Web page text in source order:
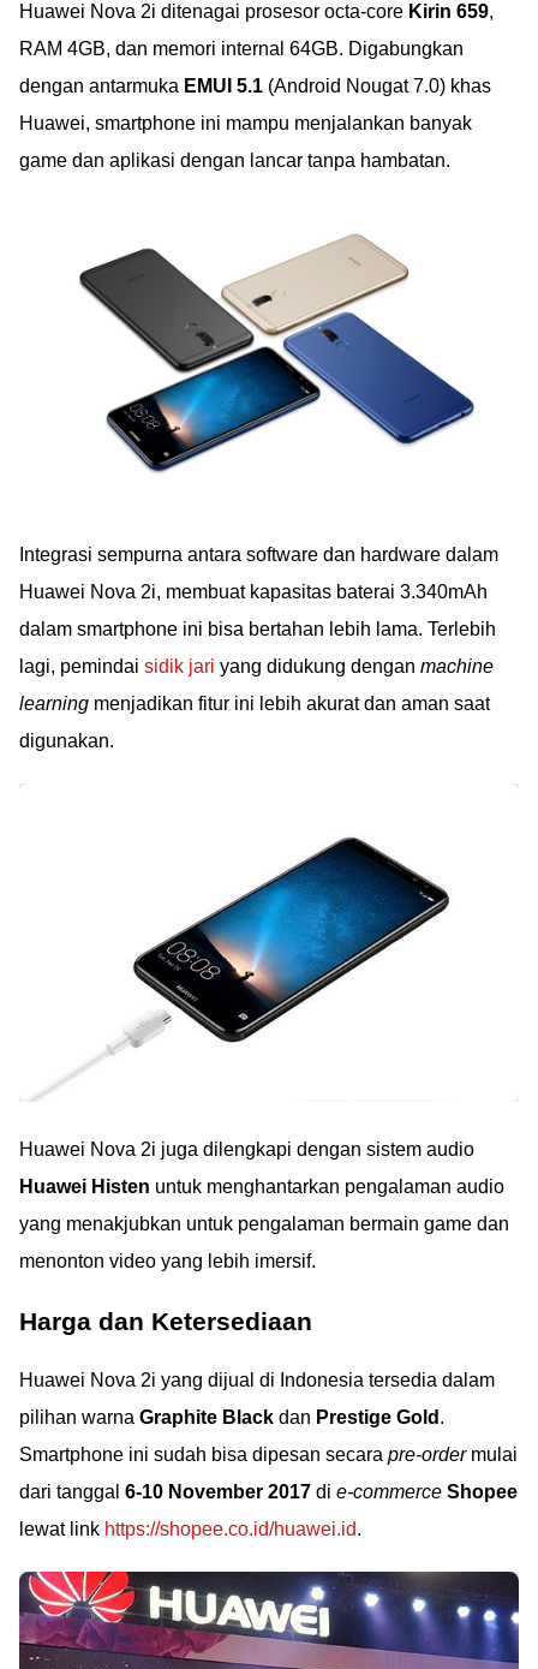
Huawei Nova 2i ditenagai prosesor octa-core Kirin 659,
RAM 4GB, dan memori internal 64GB. Digabungkan
dengan antarmuka EMUI 5.1 (Android Nougat 7.0) khas
Huawei, smartphone ini mampu menjalankan banyak
game dan aplikasi dengan lancar tanpa hambatan.
Integrasi sempurna antara software dan hardware dalam
Huawei Nova 2i, membuat kapasitas baterai 3.340mAh
dalam smartphone ini bisa bertahan lebih lama. Terlebih
lagi, pemindai sidik jari yang didukung dengan machine
learning menjadikan fitur ini lebih akurat dan aman saat
digunakan.
Huawei Nova 2i juga dilengkapi dengan sistem audio
Huawei Histen untuk menghantarkan pengalaman audio
yang menakjubkan untuk pengalaman bermain game dan
menonton video yang lebih imersif.
Harga dan Ketersediaan
Huawei Nova 2i yang dijual di Indonesia tersedia dalam
pilihan warna Graphite Black dan Prestige Gold .
Smartphone ini sudah bisa dipesan secara pre-ordermulai
dari tanggal 6-10 November 2017 di e-commerce Shopee
lewat link https://shopee.co.id/huawei.id.